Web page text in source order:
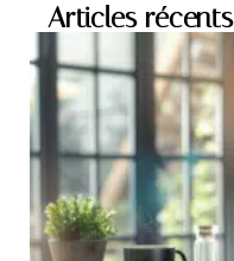
Articles récents